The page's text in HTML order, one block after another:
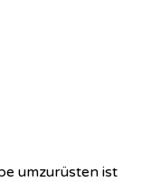
umzurüsten ist